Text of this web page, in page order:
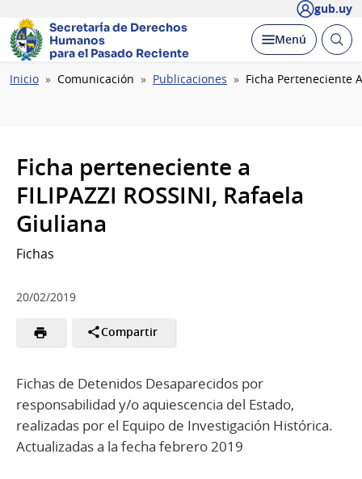
gub.uy
Secretaría de Derechos
Humanos
para el Pasado Reciente
Desplegar
Menú Abrir
Ruta
Inicio Comunicación Publicaciones Ficha Perteneciente
Ficha perteneciente a
FILIPAZZI ROSSINI, Rafaela
Giuliana
Fichas
20/02/2019
Compartir
Fichas de Detenidos Desaparecidos por
responsabilidad y/o aquiescencia del Estado,
realizadas por el Equipo de Investigación Histórica.
Actualizadas a la fecha febrero 2019